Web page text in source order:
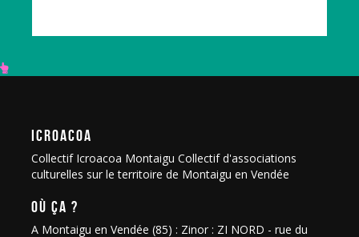
ICROACOA
Collectif Icroacoa Montaigu Collectif d'associations
culturelles sur le territoire de Montaigu en Vendée
OÙ ÇA ?
A Montaigu en Vendée (85) : Zinor : ZI NORD - rue du